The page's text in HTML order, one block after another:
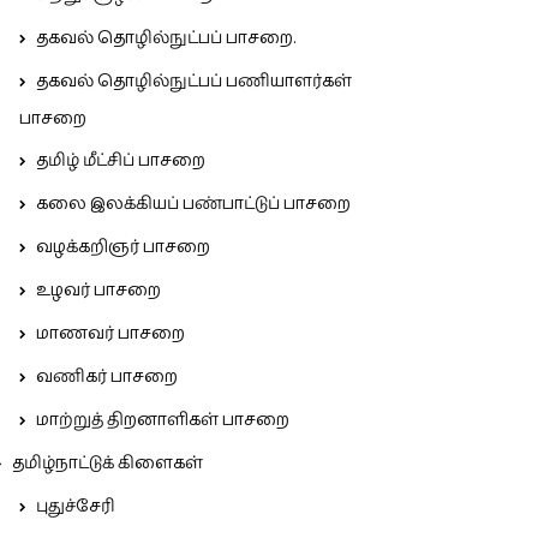
தகவல் தொழில்நுட்பப் பாசறை.
தகவல் தொழில்நுட்பப் பணியாளர்கள்
பாசறை
தமிழ் மீட்சிப் பாசறை
கலை இலக்கியப் பண்பாட்டுப் பாசறை
வழக்கறிஞர் பாசறை
உழவர் பாசறை
மாணவர் பாசறை
வணிகர் பாசறை
மாற்றுத் திறனாளிகள் பாசறை
தமிழ்நாட்டுக் கிளைகள்
புதுச்சேரி